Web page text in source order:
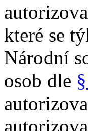
které se
Národní
osob dle